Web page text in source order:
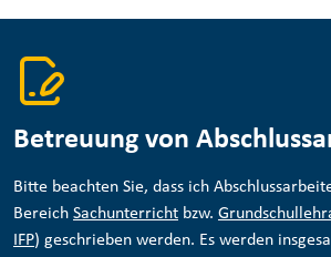
Betreuung von
Bitte beachten Sie, dass ich
Bereich Sachunterricht bzw.
IFP) geschrieben werden. Es werden